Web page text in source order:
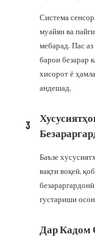
Система
муайян ва
мебарад. Пас
барои безарар
хисорот ё
андешад.
3
Баъзе
вақти воқеӣ,
густариши
Дар Кадом